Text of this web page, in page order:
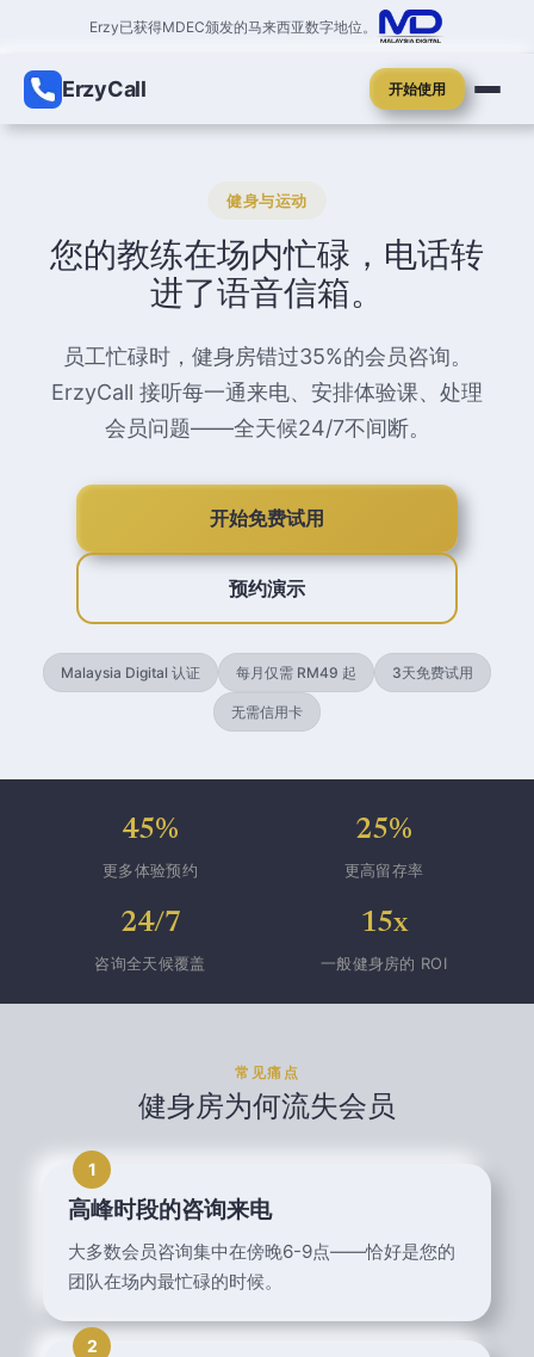
Erzy已获得MDEC颁发的马来西亚数字地位。
ErzyCall 开始使用
健身与运动
您的教练在场内忙碌，电话转
进了语音信箱。
员工忙碌时，健身房错过35%的会员咨询。
ErzyCall 接听每一通来电、安排体验课、处理
会员问题——全天候24/7不间断。
开始免费试用
预约演示
Malaysia Digital 认证 每月仅需 RM49 起 3天免费试用
无需信用卡
45%
更多体验预约
25%
更高留存率
24/7
咨询全天候覆盖
15x
一般健身房的 ROI
常见痛点
健身房为何流失会员
1
高峰时段的咨询来电
大多数会员咨询集中在傍晚6-9点——恰好是您的
团队在场内最忙碌的时候。
2